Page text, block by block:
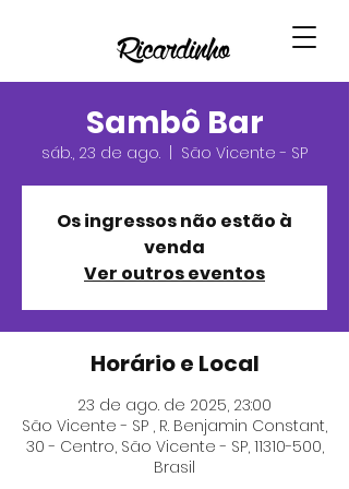
Sambô Bar
sáb., 23 de ago. São Vicente - SP
Os ingressos não estão à
venda
Ver outros eventos
Horário e Local
23 de ago. de 2025, 23:00
São Vicente - SP , R. Benjamin Constant,
30 - Centro, São Vicente - SP, 11310-500,
Brasil